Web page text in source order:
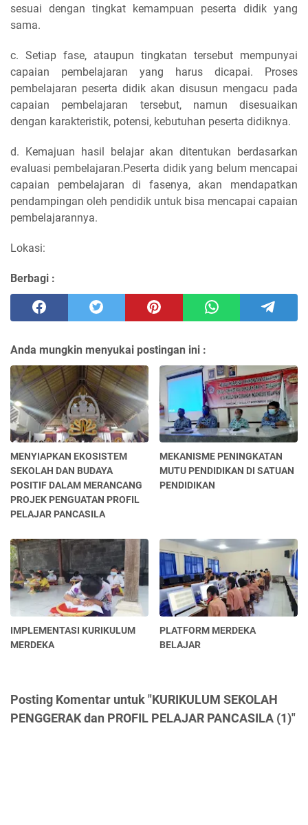
sesuai dengan tingkat kemampuan peserta didik yang
sama.
c. Setiap fase, ataupun tingkatan tersebut mempunyai
capaian pembelajaran yang harus dicapai. Proses
pembelajaran peserta didik akan disusun mengacu pada
capaian pembelajaran tersebut, namun disesuaikan
dengan karakteristik, potensi, kebutuhan peserta didiknya.
d. Kemajuan hasil belajar akan ditentukan berdasarkan
evaluasi pembelajaran.Peserta didik yang belum mencapai
capaian pembelajaran di fasenya, akan mendapatkan
pendampingan oleh pendidik untuk bisa mencapai capaian
pembelajarannya.
Lokasi:
Berbagi :
Anda mungkin menyukai postingan ini :
MENYIAPKAN EKOSISTEM
SEKOLAH DAN BUDAYA
POSITIF DALAM MERANCANG
PROJEK PENGUATAN PROFIL
PELAJAR PANCASILA
MEKANISME PENINGKATAN
MUTU PENDIDIKAN DI SATUAN
PENDIDIKAN
IMPLEMENTASI KURIKULUM
MERDEKA
PLATFORM MERDEKA
BELAJAR
Posting Komentar untuk "KURIKULUM SEKOLAH
PENGGERAK dan PROFIL PELAJAR PANCASILA (1)"